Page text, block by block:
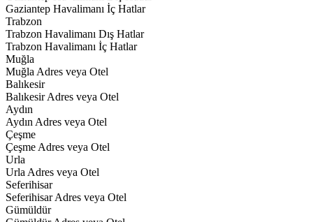
Gaziantep Havalimanı İç Hatlar
Trabzon
Trabzon Havalimanı Dış Hatlar
Trabzon Havalimanı İç Hatlar
Muğla
Muğla Adres veya Otel
Balıkesir
Balıkesir Adres veya Otel
Aydın
Aydın Adres veya Otel
Çeşme
Çeşme Adres veya Otel
Urla
Urla Adres veya Otel
Seferihisar
Seferihisar Adres veya Otel
Gümüldür